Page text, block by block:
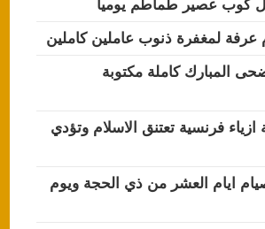
كوب عصير طماطم يوميا
عرفة لمغفرة ذنوب عاملين كاملين
المبارك كاملة مكتوبة
ازياء فرنسية تعتنق الاسلام وتؤدي
ايام العشر من ذي الحجة ويوم